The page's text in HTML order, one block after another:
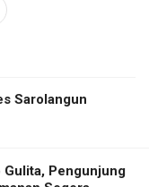
Sarolangun
Gulita, Pengunjung